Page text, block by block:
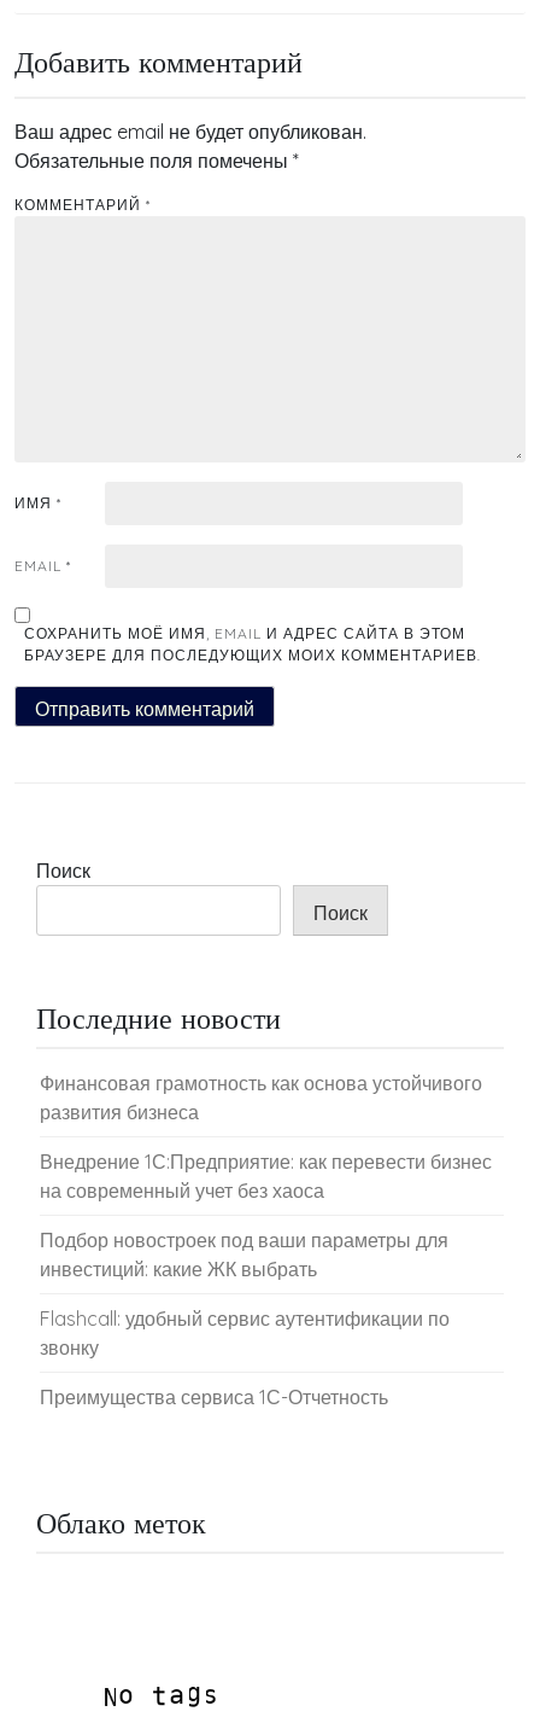
Добавить комментарий
Ваш адрес email не будет опубликован.
Обязательные поля помечены *
КОММЕНТАРИЙ *
ИМЯ *
EMAIL *
СОХРАНИТЬ МОЁ ИМЯ, EMAIL И АДРЕС САЙТА В ЭТОМ
БРАУЗЕРЕ ДЛЯ ПОСЛЕДУЮЩИХ МОИХ КОММЕНТАРИЕВ.
Поиск
Поиск
Последние новости
Финансовая грамотность как основа устойчивого
развития бизнеса
Внедрение 1С:Предприятие: как перевести бизнес
на современный учет без хаоса
Подбор новостроек под ваши параметры для
инвестиций: какие ЖК выбрать
Flashcall: удобный сервис аутентификации по
звонку
Преимущества сервиса 1С-Отчетность
Облако меток